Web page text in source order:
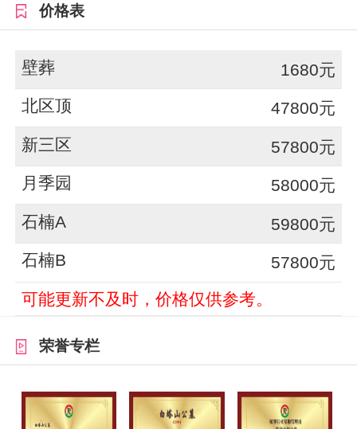
价格表
壁葬
1680元
北区顶
47800元
新三区
57800元
月季园
58000元
石楠A
59800元
石楠B
57800元
可能更新不及时，价格仅供参考。
荣誉专栏